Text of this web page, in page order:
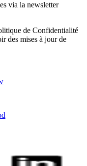
via la newsletter
de Confidentialité
des mises à jour de